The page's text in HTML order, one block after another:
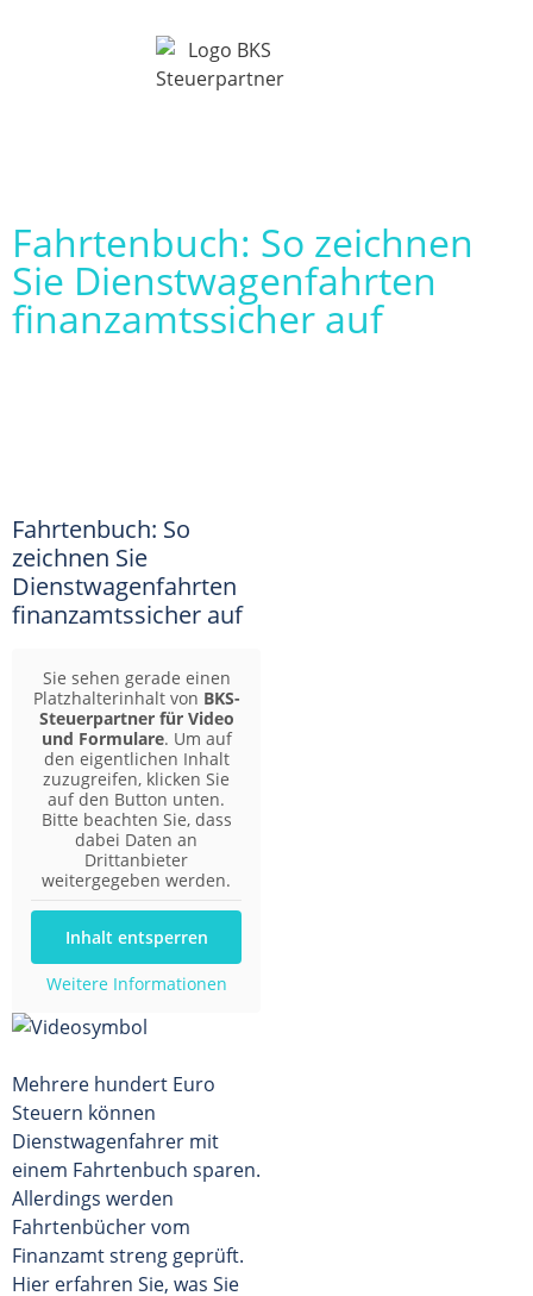
Fahrtenbuch: So zeichnen
Sie Dienstwagenfahrten
finanzamtssicher auf
Fahrtenbuch: So
zeichnen Sie
Dienstwagenfahrten
finanzamtssicher auf
Sie sehen gerade einen
Platzhalterinhalt von BKS-
Steuerpartner für Video
und Formulare. Um auf
den eigentlichen Inhalt
zuzugreifen, klicken Sie
auf den Button unten.
Bitte beachten Sie, dass
dabei Daten an
Drittanbieter
weitergegeben werden.
Inhalt entsperren
Weitere Informationen
Mehrere hundert Euro
Steuern können
Dienstwagenfahrer mit
einem Fahrtenbuch sparen.
Allerdings werden
Fahrtenbücher vom
Finanzamt streng geprüft.
Hier erfahren Sie, was Sie